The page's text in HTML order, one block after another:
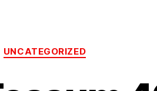
Categories
UNCATEGORIZED